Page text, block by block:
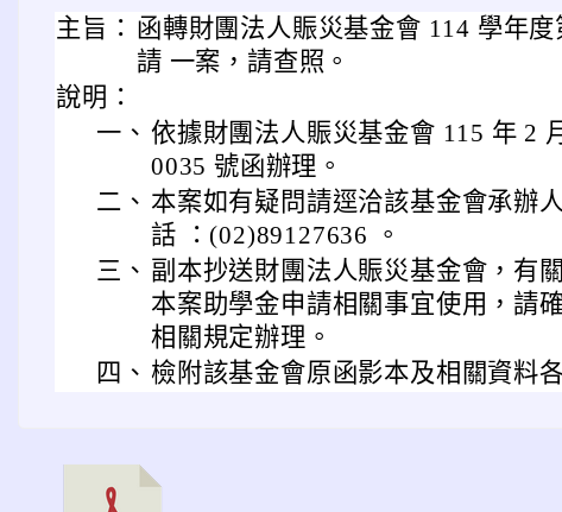
主旨： 函轉財團法人賑災基金會 114 學年
請 一案，請查照。
說明：
一、 依據財團法人賑災基金會 115 年 2
0035 號函辦理。
二、 本案如有疑問請逕洽該基金會承辦
話 ：(02)89127636 。
三、 副本抄送財團法人賑災基金會，有
本案助學金申請相關事宜使用，請
相關規定辦理。
四、 檢附該基金會原函影本及相關資料